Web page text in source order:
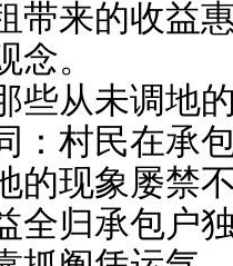
带来的收益
念。
些从未调地
：村民在承
的现象屡禁
全归承包户